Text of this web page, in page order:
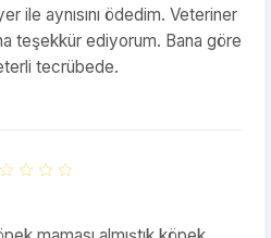
ile aynısını ödedim. Veteriner
teşekkür ediyorum. Bana göre
tecrübede.